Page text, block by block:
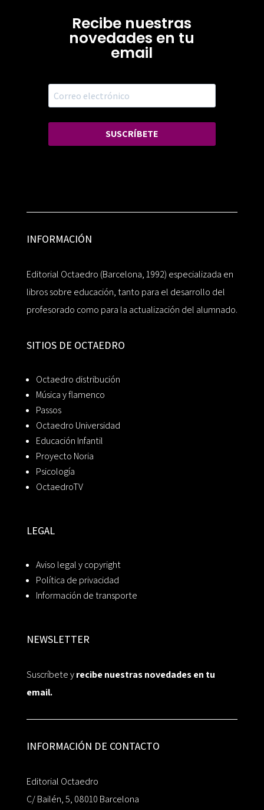
Recibe nuestras
novedades en tu
email
SUSCRÍBETE
INFORMACIÓN
Editorial Octaedro (Barcelona, 1992) especializada en
libros sobre educación, tanto para el desarrollo del
profesorado como para la actualización del alumnado.
SITIOS DE OCTAEDRO
Octaedro distribución
Música y flamenco
Passos
Octaedro Universidad
Educación Infantil
Proyecto Noria
Psicología
OctaedroTV
LEGAL
Aviso legal y copyright
Política de privacidad
Información de transporte
NEWSLETTER
Suscríbete yrecibe nuestras novedades en tu
email.
INFORMACIÓN DE CONTACTO
Editorial Octaedro
C/ Bailén, 5, 08010 Barcelona